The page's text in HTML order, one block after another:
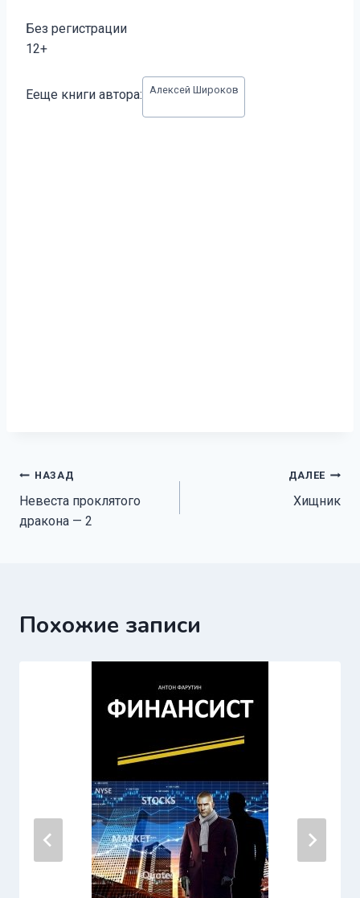
Без регистрации
12+
записи:
Ееще книги автора: Алексей Широков
Навигация
по
НАЗАД
Невеста проклятого
дракона — 2
ДАЛЕЕ
Хищник
Похожие записи